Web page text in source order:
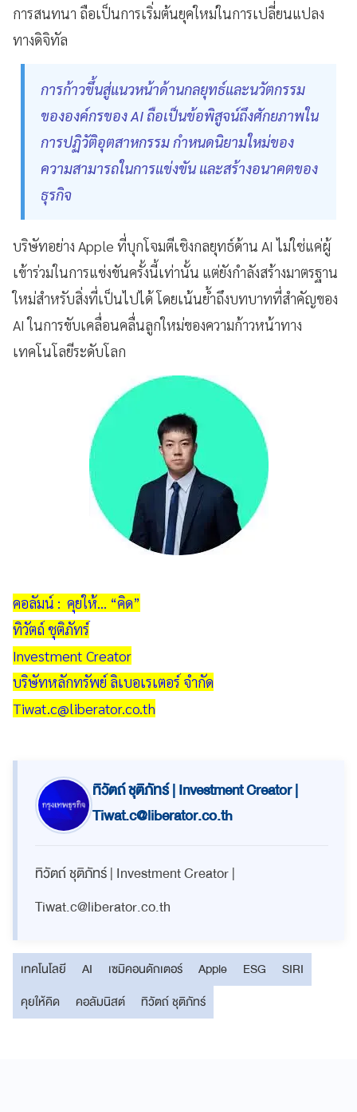
การสนทนา ถือเป็นการเริ่มต้นยุคใหม่ในการเปลี่ยนแปลง
ทางดิจิทัล
การก้าวขึ้นสู่แนวหน้าด้านกลยุทธ์และนวัตกรรม
ขององค์กรของ AI ถือเป็นข้อพิสูจน์ถึงศักยภาพใน
การปฏิวัติอุตสาหกรรม กำหนดนิยามใหม่ของ
ความสามารถในการแข่งขัน และสร้างอนาคตของ
ธุรกิจ
บริษัทอย่าง Apple ที่บุกโจมตีเชิงกลยุทธ์ด้าน AI ไม่ใช่แค่ผู้
เข้าร่วมในการแข่งขันครั้งนี้เท่านั้น แต่ยังกำลังสร้างมาตรฐาน
ใหม่สำหรับสิ่งที่เป็นไปได้ โดยเน้นย้ำถึงบทบาทที่สำคัญของ
AI ในการขับเคลื่อนคลื่นลูกใหม่ของความก้าวหน้าทาง
เทคโนโลยีระดับโลก
คอลัมน์ : คุยให้... “คิด”
ทิวัตถ์ ชุติภัทร์
Investment Creator
บริษัทหลักทรัพย์ ลิเบอเรเตอร์ จำกัด
Tiwat.c@liberator.co.th
ทิวัตถ์ ชุติภัทร์ | Investment Creator |
Tiwat.c@liberator.co.th
ทิวัตถ์ ชุติภัทร์ | Investment Creator |
Tiwat.c@liberator.co.th
เทคโนโลยี AI เซมิคอนดักเตอร์ Apple ESG
SIRI
คุยให้คิด
คอลัมนิสต์ ทิวัตถ์ ชุติภัทร์